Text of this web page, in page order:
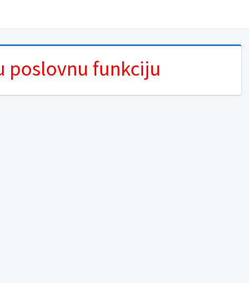
poslovnu funkciju